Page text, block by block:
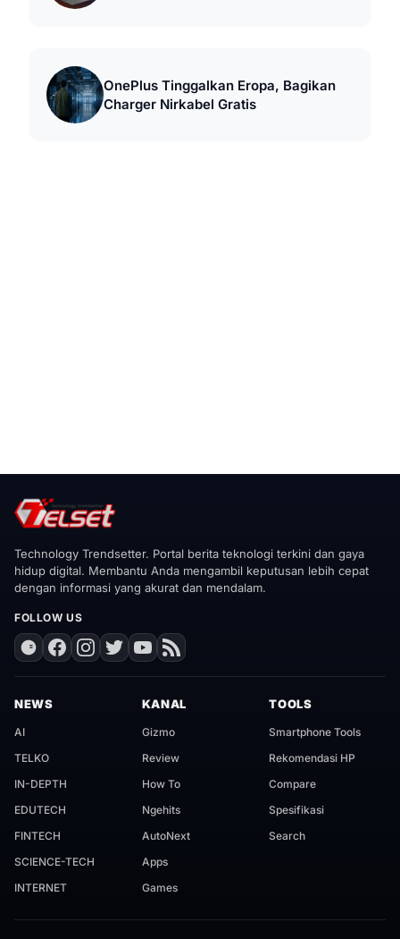
OnePlus Tinggalkan Eropa, Bagikan
Charger Nirkabel Gratis
Technology Trendsetter. Portal berita teknologi terkini dan gaya
hidup digital. Membantu Anda mengambil keputusan lebih cepat
dengan informasi yang akurat dan mendalam.
FOLLOW US
NEWS
AI
TELKO
IN-DEPTH
EDUTECH
FINTECH
SCIENCE-TECH
INTERNET
KANAL
Gizmo
Review
How To
Ngehits
AutoNext
Apps
Games
TOOLS
Smartphone Tools
Rekomendasi HP
Compare
Spesifikasi
Search